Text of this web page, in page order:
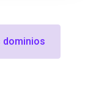
dominios